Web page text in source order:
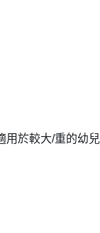
用於較大/重的幼兒